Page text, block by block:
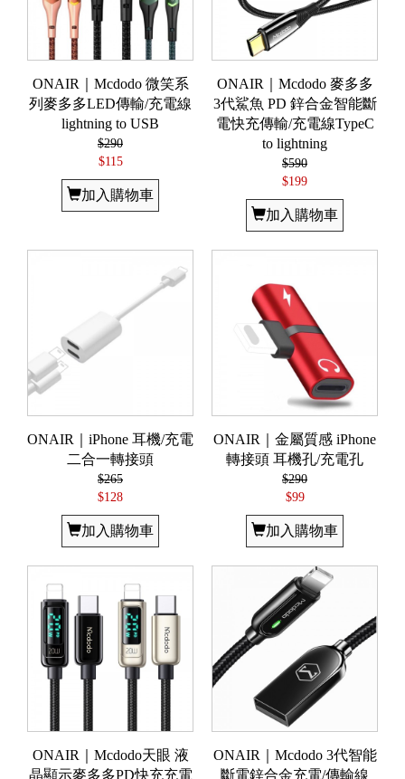
ONAIR｜Mcdodo 微笑系
列麥多多LED傳輸/充電線
lightning to USB
$290
$115
加入購物車
ONAIR｜Mcdodo 麥多多
3代鯊魚 PD 鋅合金智能斷
電快充傳輸/充電線TypeC
to lightning
$590
$199
加入購物車
ONAIR｜iPhone 耳機/充電
二合一轉接頭
$265
$128
加入購物車
ONAIR｜金屬質感 iPhone
轉接頭 耳機孔/充電孔
$290
$99
加入購物車
ONAIR｜Mcdodo天眼 液
晶顯示麥多多PD快充充電
ONAIR｜Mcdodo 3代智能
斷電鋅合金充電/傳輸線